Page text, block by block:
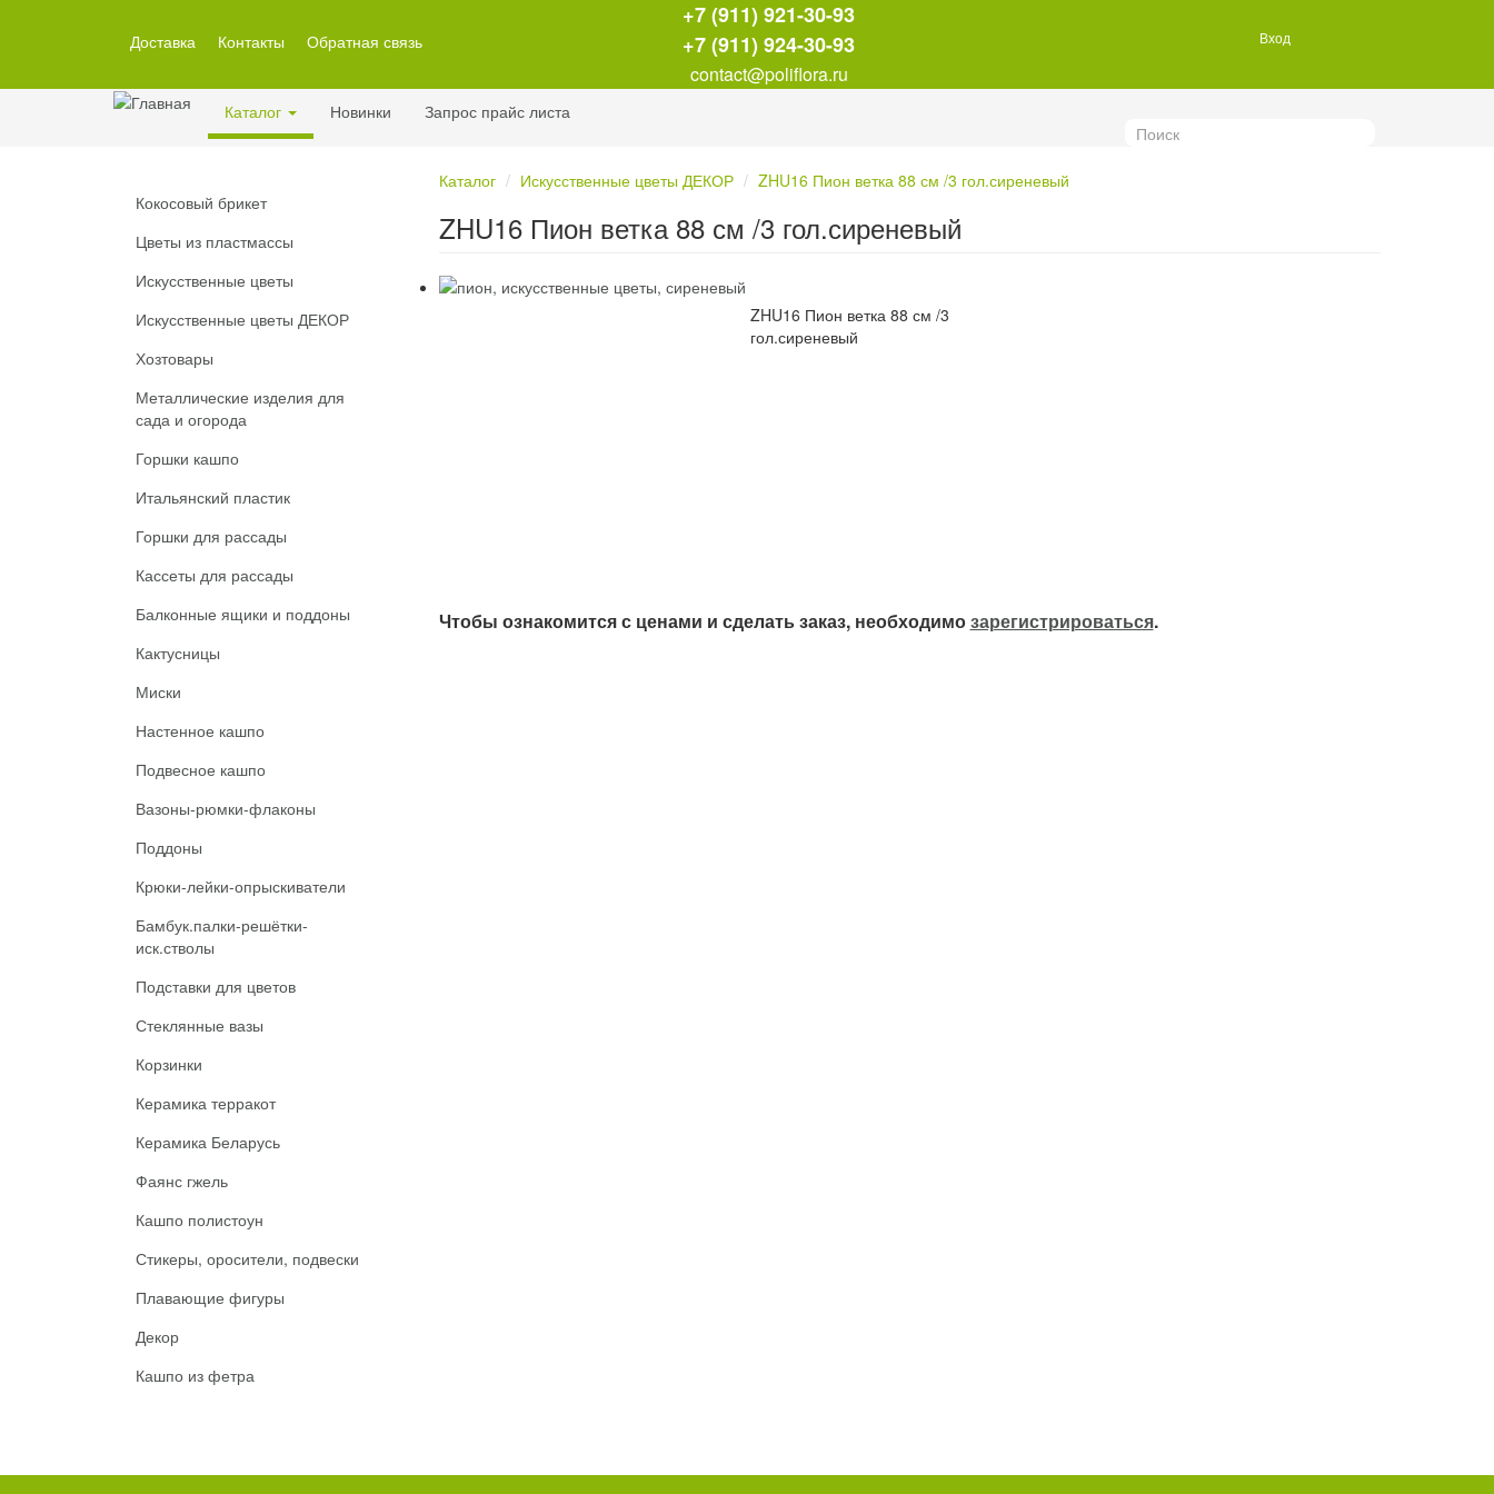
Доставка Контакты Обратная связь
+7 (911) 921-30-93
+7 (911) 924-30-93
contact@poliflora.ru
Вход
Каталог Новинки Запрос прайс листа
Кокосовый брикет
Цветы из пластмассы
Искусственные цветы
Искусственные цветы ДЕКОР
Хозтовары
Металлические изделия для
сада и огорода
Горшки кашпо
Итальянский пластик
Горшки для рассады
Кассеты для рассады
Балконные ящики и поддоны
Кактусницы
Миски
Настенное кашпо
Подвесное кашпо
Вазоны-рюмки-флаконы
Поддоны
Крюки-лейки-опрыскиватели
Бамбук.палки-решётки-
иск.стволы
Подставки для цветов
Стеклянные вазы
Корзинки
Керамика терракот
Керамика Беларусь
Фаянс гжель
Кашпо полистоун
Стикеры, оросители, подвески
Плавающие фигуры
Декор
Кашпо из фетра
Каталог Искусственные цветы ДЕКОР ZHU16 Пион ветка 88 см /3 гол.сиреневый
ZHU16 Пион ветка 88 см /3 гол.сиреневый
ZHU16 Пион ветка 88 см /3
гол.сиреневый
Чтобы ознакомится с ценами и сделать заказ, необходимозарегистрироваться.